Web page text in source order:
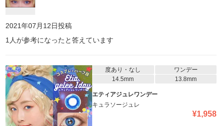
2021年07月12日投稿
1 人が参考になったと答えています
度あり・なし
ワンデー
14.5mm
13.8mm
エティアジュレワンデー
キュラソージュレ
¥1,958